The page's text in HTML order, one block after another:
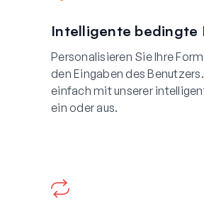
Intelligente bedingte
Personalisieren Sie Ihre
den Eingaben des
einfach mit unserer
ein oder aus.